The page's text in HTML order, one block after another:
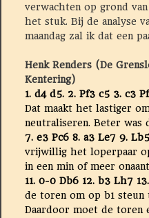
verwachten op grond
het stuk. Bij de analyse
maandag zal ik dat een
Henk Renders (De
Kentering)
1. d4 d5. 2. Pf3 c5 3. c3
Dat maakt het lastiger
neutraliseren. Beter was
7. e3 Pc6 8. a3 Le7 9.
vrijwillig het loperpaar
in een min of meer
11. 0-0 Db6 12. b3 Lh7
de toren om op b1 steun
Daardoor moet de toren